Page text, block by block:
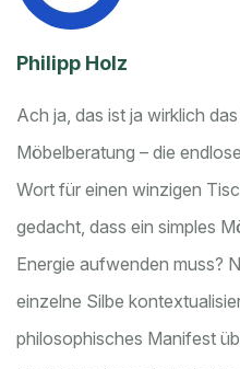
Philipp Holz
Ach ja, das ist ja wirklich
Möbelberatung – die
Wort für einen winzigen
gedacht, dass ein simples
Energie aufwenden muss?
einzelne Silbe
philosophisches Manifest